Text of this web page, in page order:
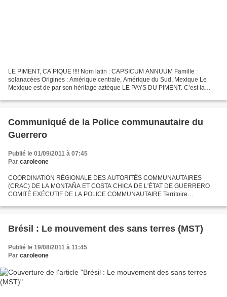
LE PIMENT, CA PIQUE !!!! Nom latin : CAPSICUM ANNUUM Famille :
solanacées Origines : Amérique centrale, Amérique du Sud, Mexique Le
Mexique est de par son héritage aztèque LE PAYS DU PIMENT. C’est la
Communiqué de la Police communautaire du
Guerrero
Publié le 01/09/2011 à 07:45
Par caroleone
COORDINATION RÉGIONALE DES AUTORITÉS COMMUNAUTAIRES
(CRAC) DE LA MONTAÑA ET COSTA CHICA DE L'ÉTAT DE GUERRERO
COMITÉ EXÉCUTIF DE LA POLICE COMMUNAUTAIRE Territoire
sommes en train de...
Brésil : Le mouvement des sans terres (MST)
Publié le 19/08/2011 à 11:45
Par caroleone